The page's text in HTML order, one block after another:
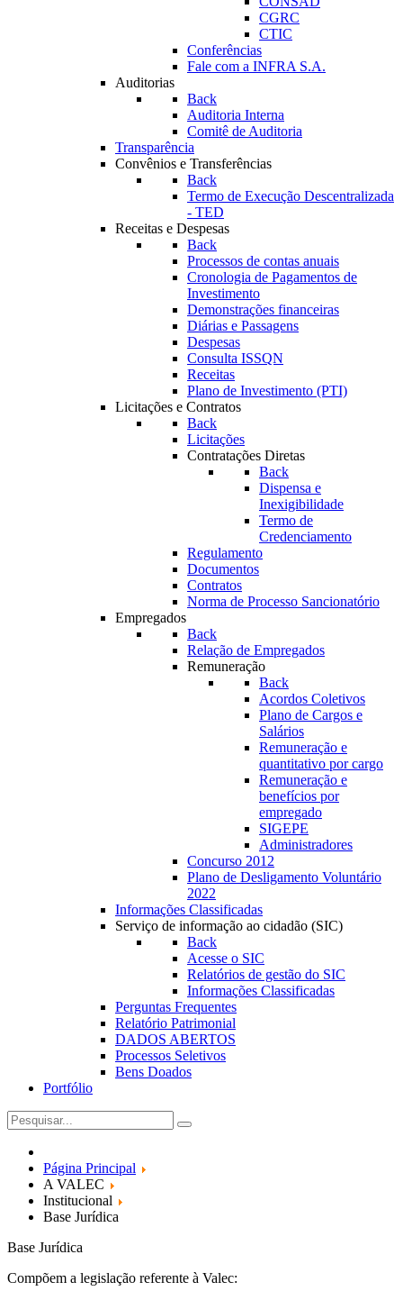
CGRC
CTIC
Conferências
Fale com a INFRA S.A.
Auditorias
Back
Auditoria Interna
Comitê de Auditoria
Transparência
Convênios e Transferências
Back
Termo de Execução Descentralizada
- TED
Receitas e Despesas
Back
Processos de contas anuais
Cronologia de Pagamentos de
Investimento
Demonstrações financeiras
Diárias e Passagens
Despesas
Consulta ISSQN
Receitas
Plano de Investimento (PTI)
Licitações e Contratos
Back
Licitações
Contratações Diretas
Back
Dispensa e
Inexigibilidade
Termo de
Credenciamento
Regulamento
Documentos
Contratos
Norma de Processo Sancionatório
Empregados
Back
Relação de Empregados
Remuneração
Back
Acordos Coletivos
Plano de Cargos e
Salários
Remuneração e
quantitativo por cargo
Remuneração e
benefícios por
empregado
SIGEPE
Administradores
Concurso 2012
Plano de Desligamento Voluntário
2022
Informações Classificadas
Serviço de informação ao cidadão (SIC)
Back
Acesse o SIC
Relatórios de gestão do SIC
Informações Classificadas
Perguntas Frequentes
Relatório Patrimonial
DADOS ABERTOS
Processos Seletivos
Bens Doados
Portfólio
Página Principal
A VALEC
Institucional
Base Jurídica
Base Jurídica
Compõem a legislação referente à Valec: